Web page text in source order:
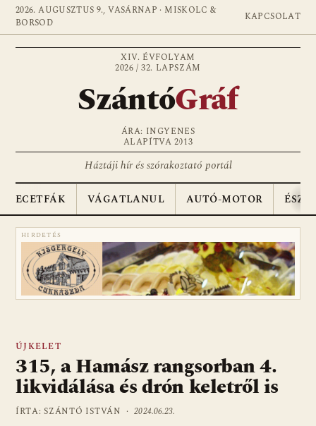
2026. AUGUSZTUS 9., VASÁRNAP · MISKOLC &
BORSOD
KAPCSOLAT
XIV. ÉVFOLYAM
2026 / 32. LAPSZÁM
SzántóGráf
ÁRA: INGYENES
ALAPÍTVA 2013
Háztáji hír és szórakoztató portál
ECETFÁK VÁGATLANUL AUTÓ-MOTOR
HIRDETÉS
ÚJKELET
315, a Hamász rangsorban 4.
likvidálása és drón keletről is
ÍRTA: SZÁNTÓ ISTVÁN ·2024.06.23.